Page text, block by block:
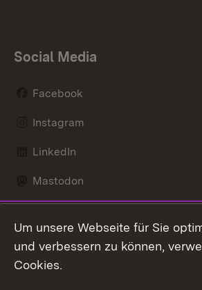
Social Media
Facebook
Instagram
LinkedIn
Mastodon
X / Twitter
Youtube
Um unsere Webseite für Sie
und verbessern zu können,
Cookies.